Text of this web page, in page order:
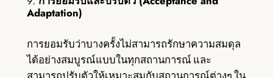
Adaptation)
การยอมรับว่าบางครั้งไม่สามารถรักษาความสมดุล
ได้อย่างสมบูรณ์แบบในทุกสถานการณ์ และ